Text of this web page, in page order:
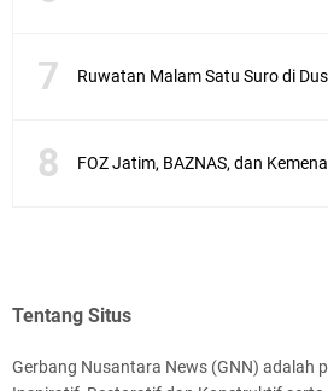
Tentang Situs
Gerbang Nusantara News (GNN) adalah